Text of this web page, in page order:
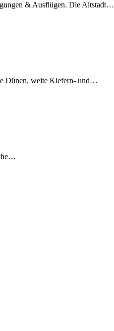
& Ausflügen. Die Altstadt…
Dünen, weite Kiefern- und…